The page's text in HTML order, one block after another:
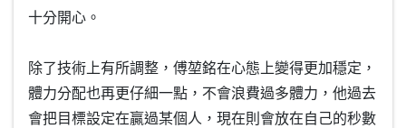
十分開心。
除了技術上有所調整，傅堃銘在心態上變得更加穩定，
體力分配也再更仔細一點，不會浪費過多體力，他過去
會把目標設定在贏過某個人，現在則會放在自己的秒數